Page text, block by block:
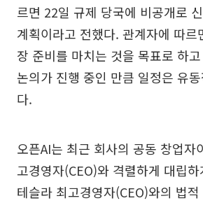
르면 22일 규제 당국에 비공개로
계획이라고 전했다. 관계자에 따르
장 준비를 마치는 것을 목표로 하
논의가 진행 중인 만큼 일정은 유
다.
오픈AI는 최근 회사의 공동 창업자
고경영자(CEO)와 격렬하게 대립
테슬라 최고경영자(CEO)와의 법